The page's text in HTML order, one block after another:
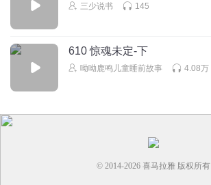
三少说书 145
610 惊魂未定-下
呦呦鹿鸣儿童睡前故事 4.08万
© 2014-2026 喜马拉雅 版权所有